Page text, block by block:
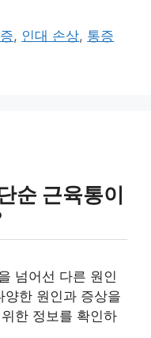
, 인대 손상, 통증
순 근육통이
넘어선 다른 원인
한 원인과 증상을
한 정보를 확인하